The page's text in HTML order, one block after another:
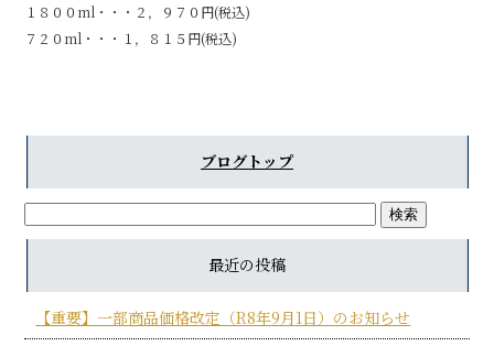
１８００ml・・・２，９７０円(税込)
７２０ml・・・１，８１５円(税込)
ブログトップ
最近の投稿
【重要】一部商品価格改定（R8年9月1日）のお知らせ